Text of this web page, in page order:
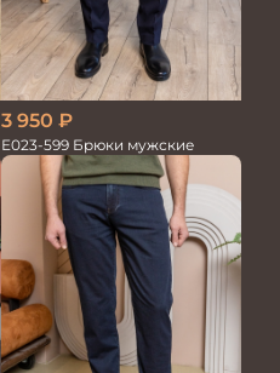
3 950 ₽
Е023-599 Брюки мужские